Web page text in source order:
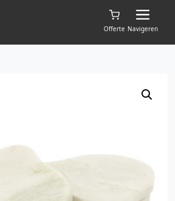
Offerte Navigeren